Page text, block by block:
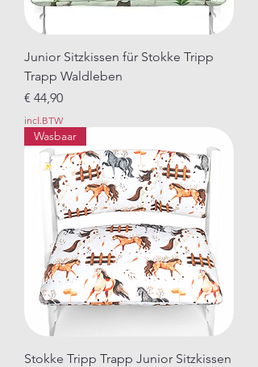
Junior Sitzkissen für Stokke Tripp
Trapp Waldleben
Prijs
€ 44,90
incl.BTW
Wasbaar
Stokke Tripp Trapp Junior Sitzkissen